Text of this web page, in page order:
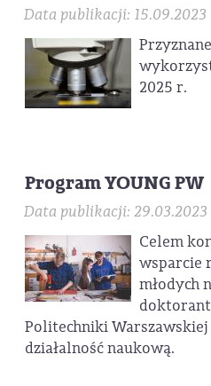
Data publikacji: 15.09.2023
2025 r.
Program YOUNG PW
Data publikacji: 29.03.2023
Celem
wsparcie
młodych
Politechniki
działalność naukową.